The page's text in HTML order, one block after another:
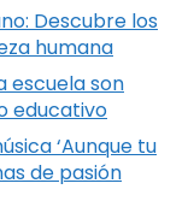
Descubre los
humana
escuela son
educativo
‘Aunque tu
de pasión